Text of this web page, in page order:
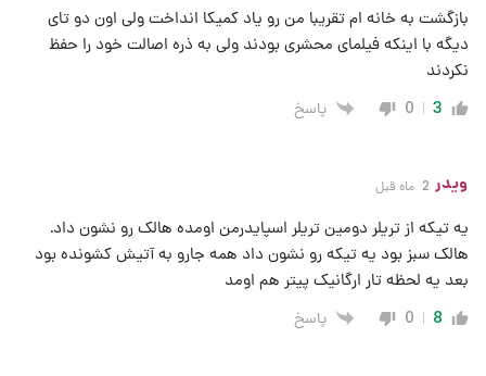
بازگشت به خانه ام تقریبا من رو یاد کمیکا انداخت ولی اون دو تای
دیگه با اینکه فیلمای محشری بودند ولی به ذره اصالت خود را حفظ
نکردند
3
0 پاسخ
ویدر 2 ماه قبل
یه تیکه از تریلر دومین تریلر اسپایدرمن اومده هالک رو نشون داد.
هالک سبز بود یه تیکه رو نشون داد همه جارو به آتیش کشونده بود
بعد یه لحظه تار ارگانیک پیتر هم اومد
8
0 پاسخ